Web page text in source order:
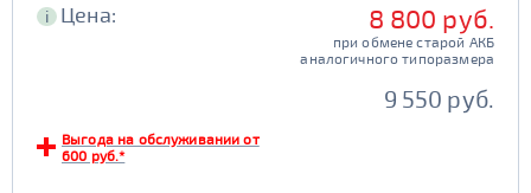
i Цена: 8 800 руб.
при обмене старой АКБ
аналогичного типоразмера
9 550 руб.
Выгода на обслуживании от
600 руб.*